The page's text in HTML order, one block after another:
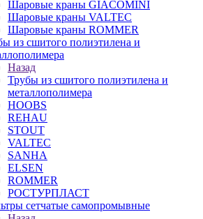
Шаровые краны GIACOMINI
Шаровые краны VALTEC
Шаровые краны ROMMER
из сшитого полиэтилена и
Назад
Трубы из сшитого полиэтилена и
металлополимера
HOOBS
REHAU
STOUT
VALTEC
SANHA
ELSEN
ROMMER
РОСТУРПЛАСТ
сетчатые самопромывные